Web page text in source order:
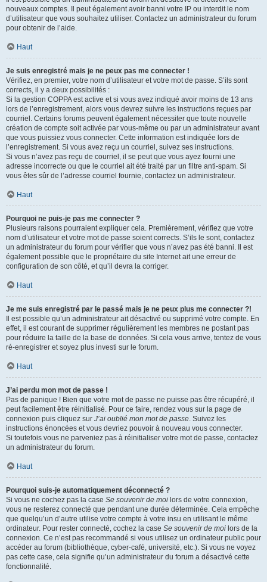
nouveaux comptes. Il peut également avoir banni votre IP ou interdit le nom
d’utilisateur que vous souhaitez utiliser. Contactez un administrateur du forum
pour obtenir de l’aide.
Haut
Je suis enregistré mais je ne peux pas me connecter !
Vérifiez, en premier, votre nom d’utilisateur et votre mot de passe. S’ils sont
corrects, il y a deux possibilités :
Si la gestion COPPA est active et si vous avez indiqué avoir moins de 13 ans
lors de l’enregistrement, alors vous devrez suivre les instructions reçues par
courriel. Certains forums peuvent également nécessiter que toute nouvelle
création de compte soit activée par vous-même ou par un administrateur avant
que vous puissiez vous connecter. Cette information est indiquée lors de
l’enregistrement. Si vous avez reçu un courriel, suivez ses instructions.
Si vous n’avez pas reçu de courriel, il se peut que vous ayez fourni une
adresse incorrecte ou que le courriel ait été traité par un filtre anti-spam. Si
vous êtes sûr de l’adresse courriel fournie, contactez un administrateur.
Haut
Pourquoi ne puis-je pas me connecter ?
Plusieurs raisons pourraient expliquer cela. Premièrement, vérifiez que votre
nom d’utilisateur et votre mot de passe soient corrects. S’ils le sont, contactez
un administrateur du forum pour vérifier que vous n’avez pas été banni. Il est
également possible que le propriétaire du site Internet ait une erreur de
configuration de son côté, et qu’il devra la corriger.
Haut
Je me suis enregistré par le passé mais je ne peux plus me connecter ?!
Il est possible qu’un administrateur ait désactivé ou supprimé votre compte. En
effet, il est courant de supprimer régulièrement les membres ne postant pas
pour réduire la taille de la base de données. Si cela vous arrive, tentez de vous
ré-enregistrer et soyez plus investi sur le forum.
Haut
J’ai perdu mon mot de passe !
Pas de panique ! Bien que votre mot de passe ne puisse pas être récupéré, il
peut facilement être réinitialisé. Pour ce faire, rendez vous sur la page de
connexion puis cliquez sur J’ai oublié mon mot de passe. Suivez les
instructions énoncées et vous devriez pouvoir à nouveau vous connecter.
Si toutefois vous ne parveniez pas à réinitialiser votre mot de passe, contactez
un administrateur du forum.
Haut
Pourquoi suis-je automatiquement déconnecté ?
Si vous ne cochez pas la case Se souvenir de moi lors de votre connexion,
vous ne resterez connecté que pendant une durée déterminée. Cela empêche
que quelqu’un d’autre utilise votre compte à votre insu en utilisant le même
ordinateur. Pour rester connecté, cochez la case Se souvenir de moi lors de la
connexion. Ce n’est pas recommandé si vous utilisez un ordinateur public pour
accéder au forum (bibliothèque, cyber-café, université, etc.). Si vous ne voyez
pas cette case, cela signifie qu’un administrateur du forum a désactivé cette
fonctionnalité.